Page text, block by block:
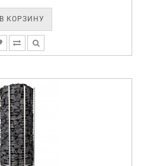
В КОРЗИНУ